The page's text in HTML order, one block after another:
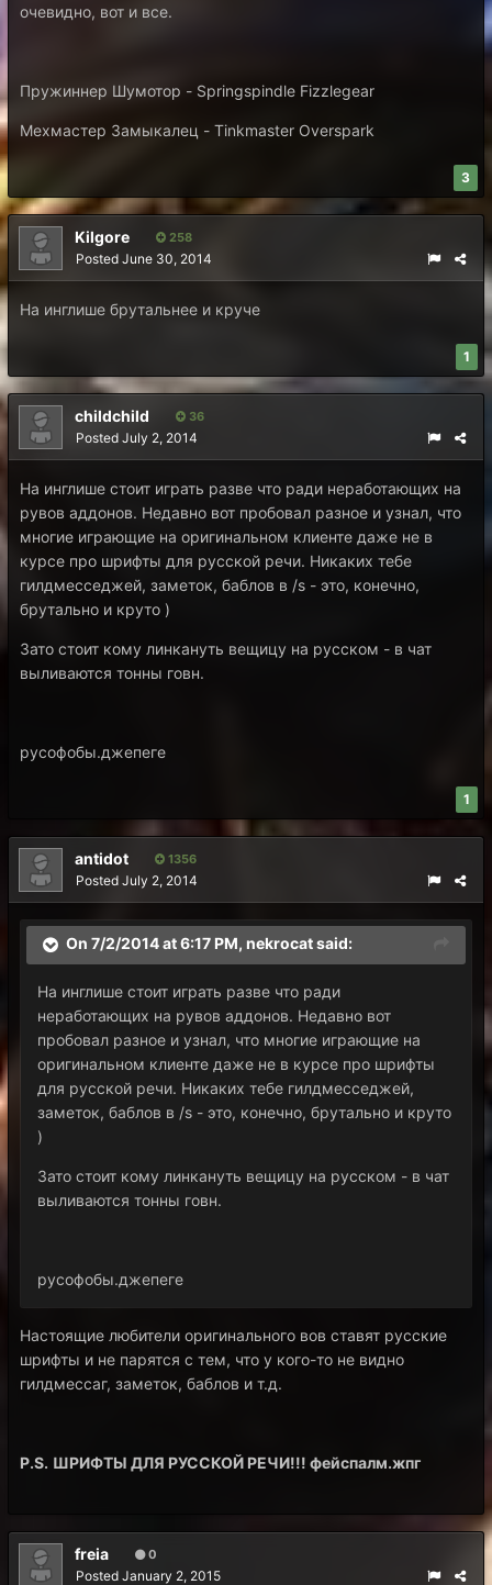
очевидно, вот и все.
Пружиннер Шумотор - Springspindle Fizzlegear
Мехмастер Замыкалец - Tinkmaster Overspark
3
Kilgore 258
Posted June 30, 2014
На инглише брутальнее и круче
1
childchild 36
Posted July 2, 2014
На инглише стоит играть разве что ради неработающих на
рувов аддонов. Недавно вот пробовал разное и узнал, что
многие играющие на оригинальном клиенте даже не в
курсе про шрифты для русской речи. Никаких тебе
гилдмесседжей, заметок, баблов в /s - это, конечно,
брутально и круто )
Зато стоит кому линкануть вещицу на русском - в чат
выливаются тонны говн.
русофобы.джепеге
1
antidot 1356
Posted July 2, 2014
On 7/2/2014 at 6:17 PM, nekrocat said:
На инглише стоит играть разве что ради
неработающих на рувов аддонов. Недавно вот
пробовал разное и узнал, что многие играющие на
оригинальном клиенте даже не в курсе про шрифты
для русской речи. Никаких тебе гилдмесседжей,
заметок, баблов в /s - это, конечно, брутально и круто
)
Зато стоит кому линкануть вещицу на русском - в чат
выливаются тонны говн.
русофобы.джепеге
Настоящие любители оригинального вов ставят русские
шрифты и не парятся с тем, что у кого-то не видно
гилдмессаг, заметок, баблов и т.д.
P.S. ШРИФТЫ ДЛЯ РУССКОЙ РЕЧИ!!! фейспалм.жпг
freia 0
Posted January 2, 2015